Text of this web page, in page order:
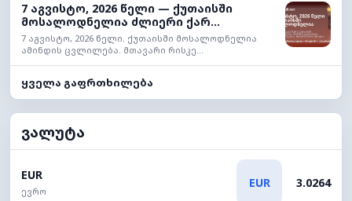
7 აგვისტო, 2026 წელი — ქუთაისში
მოსალოდნელია ძლიერი ქარ...
7 აგვისტო, 2026 წელი. ქუთაისში მოსალოდნელია
ამინდის ცვლილება. მთავარი რისკე...
ყველა გაფრთხილება
ვალუტა
EUR
ევრო
EUR 3.0264